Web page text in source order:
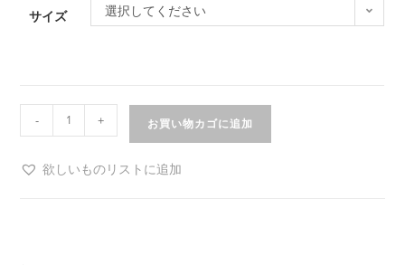
サイズ 選択してください
- + お買い物カゴに追加
欲しいものリストに追加